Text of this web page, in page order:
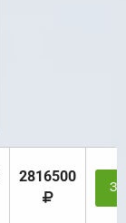
2816500